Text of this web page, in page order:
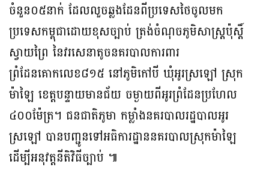
ចំនួន០៥នាក់ ដែលលួចឆ្លងដែនពីប្រទេសថៃចូលមក
ប្រទេសកម្ពុជាដោយខុសច្បាប់ ត្រង់ចំណុចភូមិសាស្ត្រប៉ុស្តិ៍
ស្វាយព្រៃ នៃវរសេនាតូចនគរបាលការពារ
ព្រំដែនគោកលេខ៨១៥ នៅភូមិកៅបី ឃុំអូរស្រឡៅ ស្រុក
ម៉ាឡៃ ខេត្តបន្ទាយមានជ័យ ចម្ងាយពីអូរព្រំដែនប្រហែល
៤០០ម៉ែត្រ។ ជនជាតិភូមា កម្លាំងនគរបាលរដ្ឋបាលអូរ
ស្រឡៅ បានបញ្ជូនទៅអធិការដ្ឋាននគរបាលស្រុកម៉ាឡៃ
ដើម្បីអនុវត្តនីតិវិធីច្បាប់ ៕